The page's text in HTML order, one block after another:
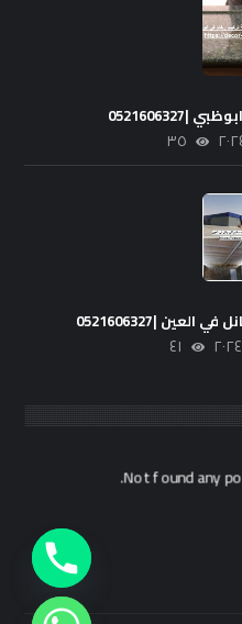
٣٥
|0521606327
٤١
Not found any